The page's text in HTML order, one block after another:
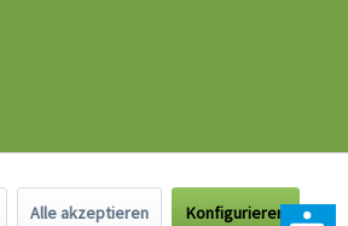
Alle akzeptieren Konfigurieren